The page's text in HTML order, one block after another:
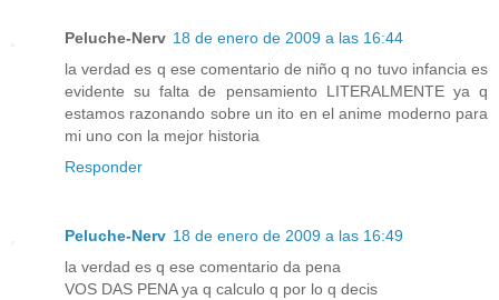
Peluche-Nerv 18 de enero de 2009 a las 16:44
la verdad es q ese comentario de niño q no tuvo infancia es
evidente su falta de pensamiento LITERALMENTE ya q
estamos razonando sobre un ito en el anime moderno para
mi uno con la mejor historia
Responder
Peluche-Nerv 18 de enero de 2009 a las 16:49
la verdad es q ese comentario da pena
VOS DAS PENA ya q calculo q por lo q decis